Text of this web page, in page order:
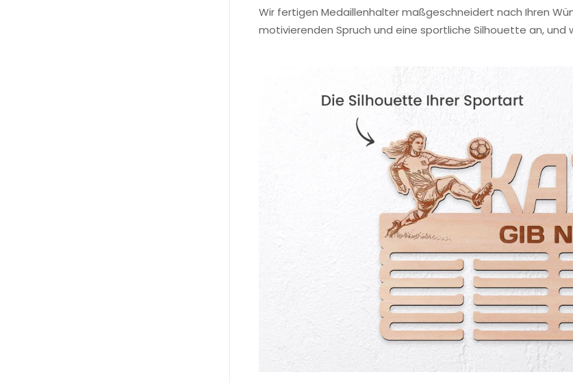
Wir fertigen Medaillenhalter maßgeschneidert nach Ihren
motivierenden Spruch und eine sportliche Silhouette an, und